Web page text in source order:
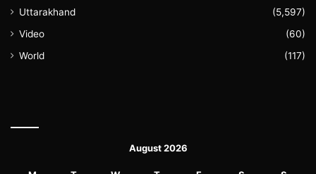
Uttarakhand
(5,597)
Video
(60)
World
(117)
August 2026